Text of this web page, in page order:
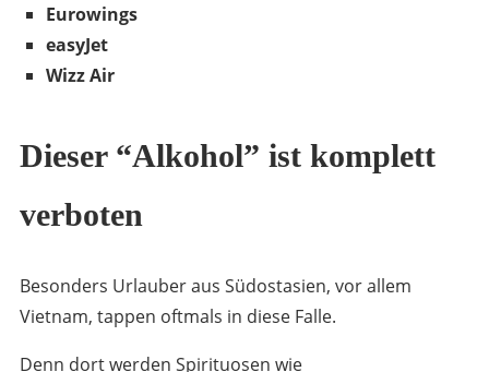
Eurowings
easyJet
Wizz Air
Dieser “Alkohol” ist komplett
verboten
Besonders Urlauber aus Südostasien, vor allem
Vietnam, tappen oftmals in diese Falle.
Denn dort werden Spirituosen wie